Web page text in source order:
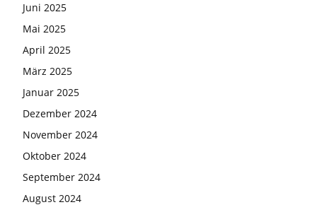
Juni 2025
Mai 2025
April 2025
März 2025
Januar 2025
Dezember 2024
November 2024
Oktober 2024
September 2024
August 2024